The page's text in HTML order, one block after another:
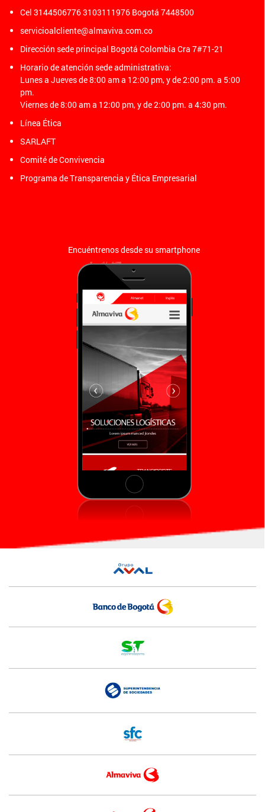
Cel 3144506776 3103111976 Bogotá 7448500
servicioalcliente@almaviva.com.co
Dirección sede principal Bogotá Colombia Cra 7#71-21
Horario de atención sede administrativa:
Lunes a Jueves de 8:00 am a 12:00 pm, y de 2:00 pm. a 5:00
pm.
Viernes de 8:00 am a 12:00 pm, y de 2:00 pm. a 4:30 pm.
Línea Ética
SARLAFT
Comité de Convivencia
Programa de Transparencia y Ética Empresarial
Encuéntrenos desde su smartphone